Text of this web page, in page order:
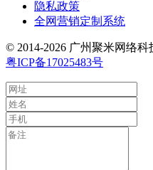
隐私政策
全网营销定制系统
© 2014-2026 广州聚米网络
粤ICP备17025483号